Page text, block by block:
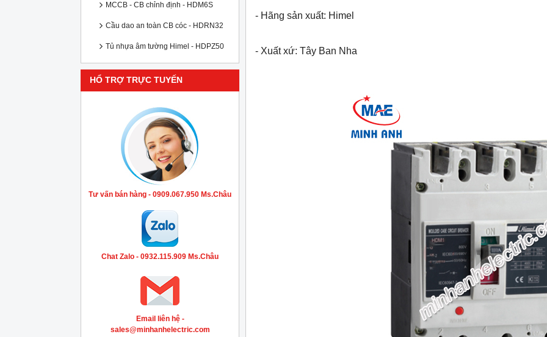
MCCB - CB chỉnh định - HDM6S
Cầu dao an toàn CB cóc - HDRN32
Tủ nhựa âm tường Himel - HDPZ50
HỔ TRỢ TRỰC TUYẾN
Tư vấn bán hàng - 0909.067.950 Ms.Châu
Chat Zalo - 0932.115.909 Ms.Châu
Email liên hệ -
sales@minhanhelectric.com
- Hãng sản xuất: Himel
- Xuất xứ: Tây Ban Nha